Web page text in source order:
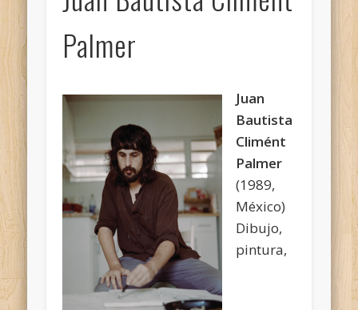
Palmer
Juan
Bautista
Climént
Palmer
(1989,
México)
Dibujo,
pintura,